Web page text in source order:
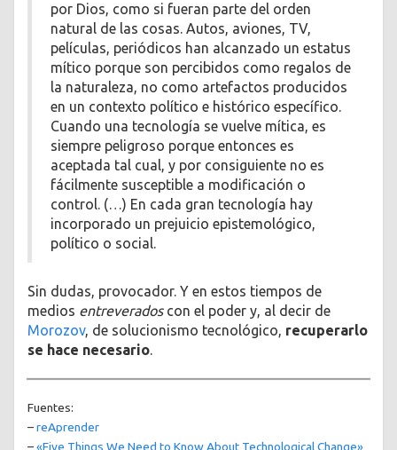
por Dios, como si fueran parte del orden
natural de las cosas. Autos, aviones, TV,
películas, periódicos han alcanzado un estatus
mítico porque son percibidos como regalos de
la naturaleza, no como artefactos producidos
en un contexto político e histórico específico.
Cuando una tecnología se vuelve mítica, es
siempre peligroso porque entonces es
aceptada tal cual, y por consiguiente no es
fácilmente susceptible a modificación o
control. (…) En cada gran tecnología hay
incorporado un prejuicio epistemológico,
político o social.
Sin dudas, provocador. Y en estos tiempos de
medios entreverados con el poder y, al decir de
Morozov, de solucionismo tecnológico, recuperarlo
se hace necesario
Fuentes:
–reAprender
–«Five Things We Need to Know About Technological Change»